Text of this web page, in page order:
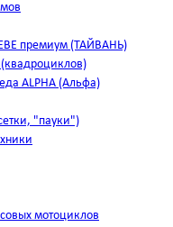
премиум (ТАЙВАНЬ)
ALPHA (Альфа)
"пауки")
мотоциклов